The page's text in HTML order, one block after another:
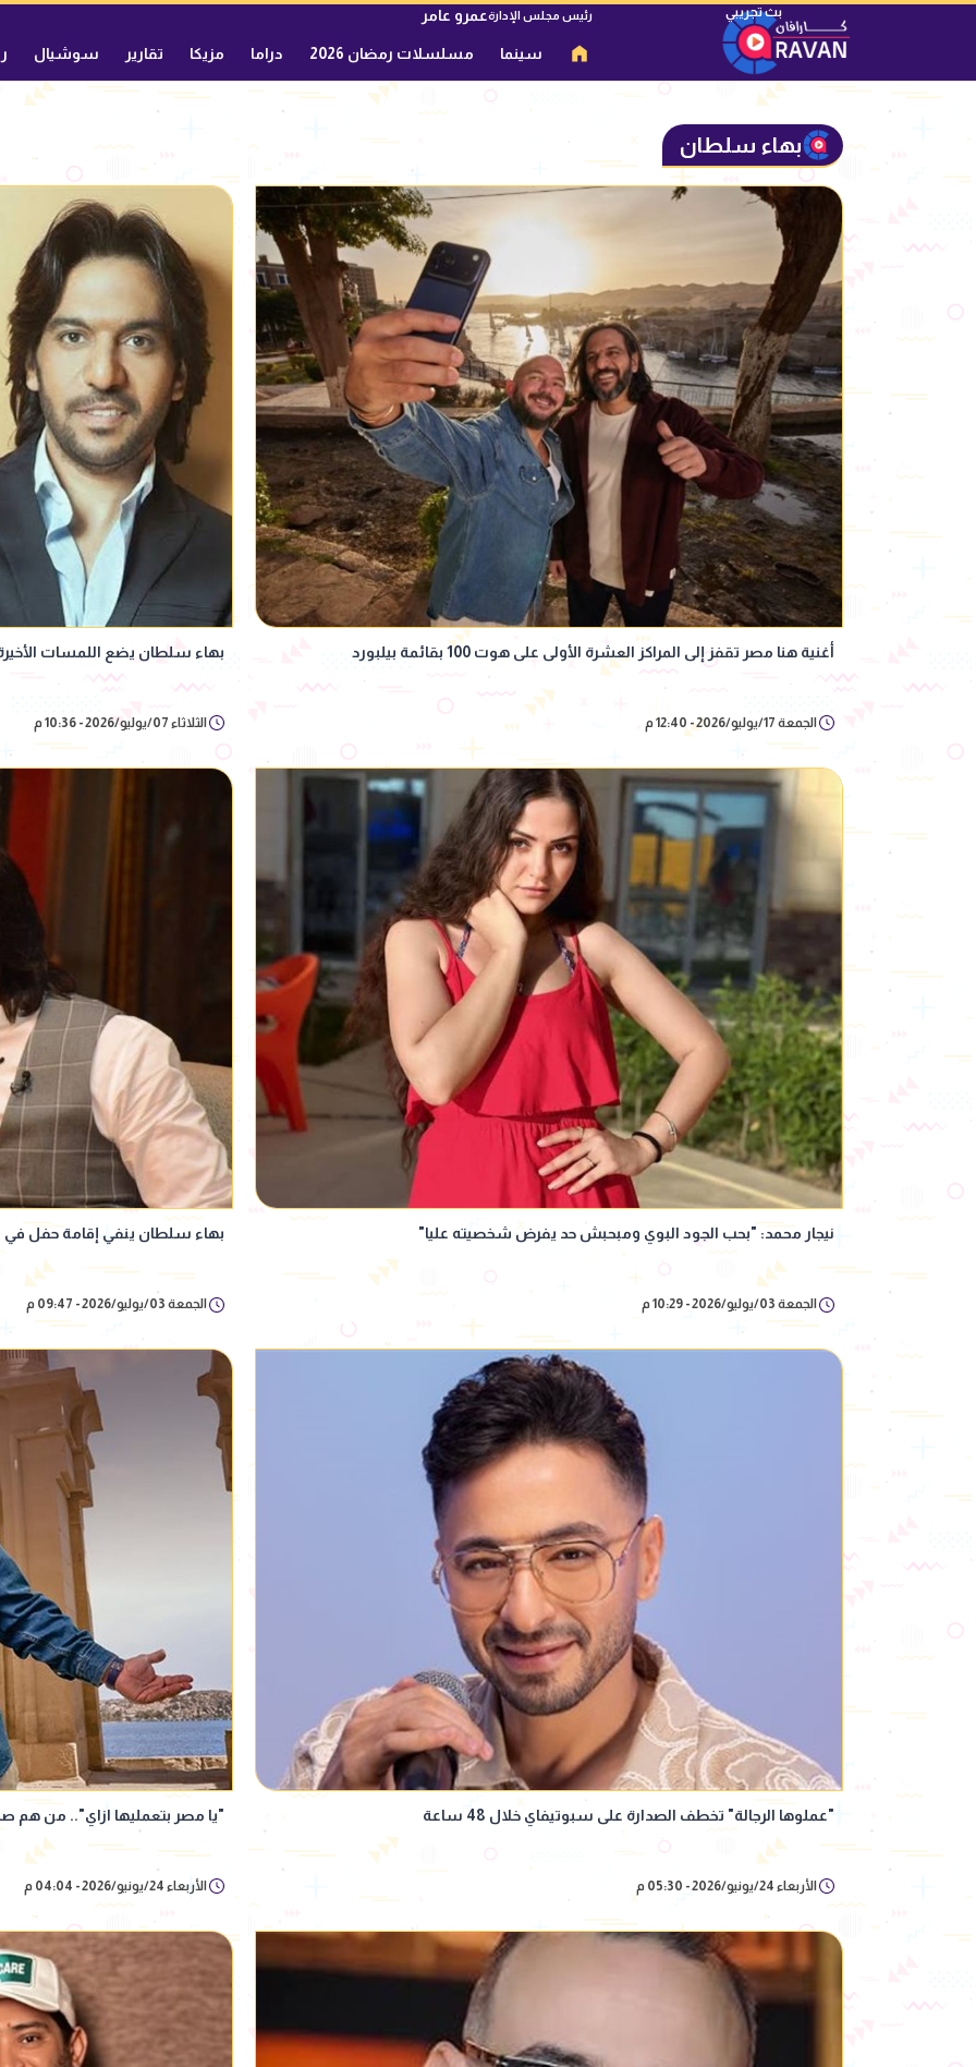
رئيس مجلس الإدارةعمرو عامر
سينما مسلسلات رمضان 2026 دراما مزيكا تقارير سوشيال
بهاء سلطان
أغنية هنا مصر تقفز إلى المراكز العشرة الأولى على هوت 100 بقائمة بيلبورد
الجمعة 17/يوليو/2026 - 12:40 م
بهاء سلطان يضع اللمسات
الثلاثاء 07/يوليو/2026 - 10:36 م
نيجار محمد: "بحب الجود البوي ومبحبش حد يفرض شخصيته عليا"
الجمعة 03/يوليو/2026 - 10:29 م
بهاء سلطان ينفي إقامة حفل
الجمعة 03/يوليو/2026 - 09:47 م
"عملوها الرجالة" تخطف الصدارة على سبوتيفاي خلال 48 ساعة
الأربعاء 24/يونيو/2026 - 05:30 م
"يا مصر بتعمليها ازاي".. من هم
الأربعاء 24/يونيو/2026 - 04:04 م